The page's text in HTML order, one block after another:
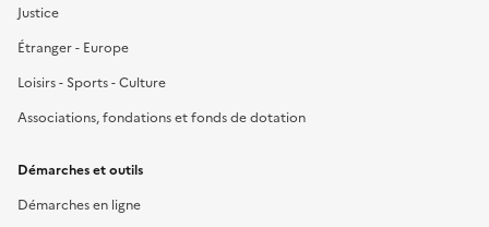
Justice
Étranger - Europe
Loisirs - Sports - Culture
Associations, fondations et fonds de dotation
Démarches et outils
Démarches en ligne